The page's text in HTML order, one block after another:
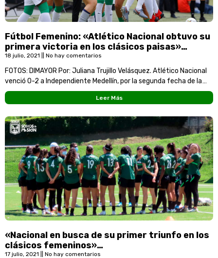
Fútbol Femenino: «Atlético Nacional obtuvo su
primera victoria en los clásicos paisas»…
18 julio, 2021 No hay comentarios
FOTOS: DIMAYOR Por: Juliana Trujillo Velásquez. Atlético Nacional
venció 0-2 a Independiente Medellín, por la segunda fecha de la
Liga Femenina BetPlay, siendo esta la
Leer Más
«Nacional en busca de su primer triunfo en los
clásicos femeninos»…
17 julio, 2021 No hay comentarios